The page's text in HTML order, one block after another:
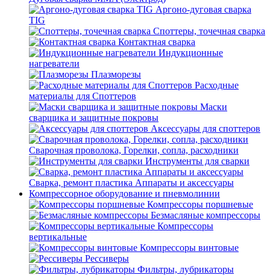
Аргоно-дуговая сварка
TIG
Споттеры, точечная сварка
Контактная сварка
Индукционные
нагреватели
Плазморезы
Расходные
материалы для Споттеров
Маски
сварщика и защитные покровы
Аксессуары для споттеров
Сварочная проволока, Горелки, сопла, расходники
Инструменты для сварки
Сварка, ремонт пластика Аппараты и аксессуары
Компрессорное оборудование и пневмолинии
Компрессоры поршневые
Безмасляные компрессоры
Компрессоры
вертикальные
Компрессоры винтовые
Рессиверы
Фильтры, лубрикаторы